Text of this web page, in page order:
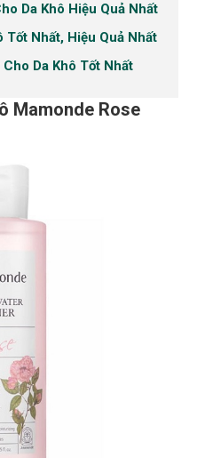
Da Khô Hiệu Quả Nhất
Tốt Nhất, Hiệu Quả Nhất
Da Khô Tốt Nhất
Mamonde Rose